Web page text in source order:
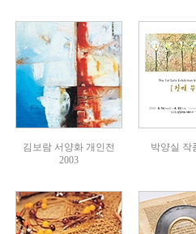
김보람 서양화 개인전
2003
박양실 작